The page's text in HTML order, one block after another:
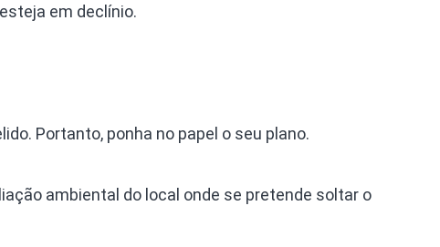
em declínio.
Portanto, ponha no papel o seu plano.
ambiental do local onde se pretende soltar o